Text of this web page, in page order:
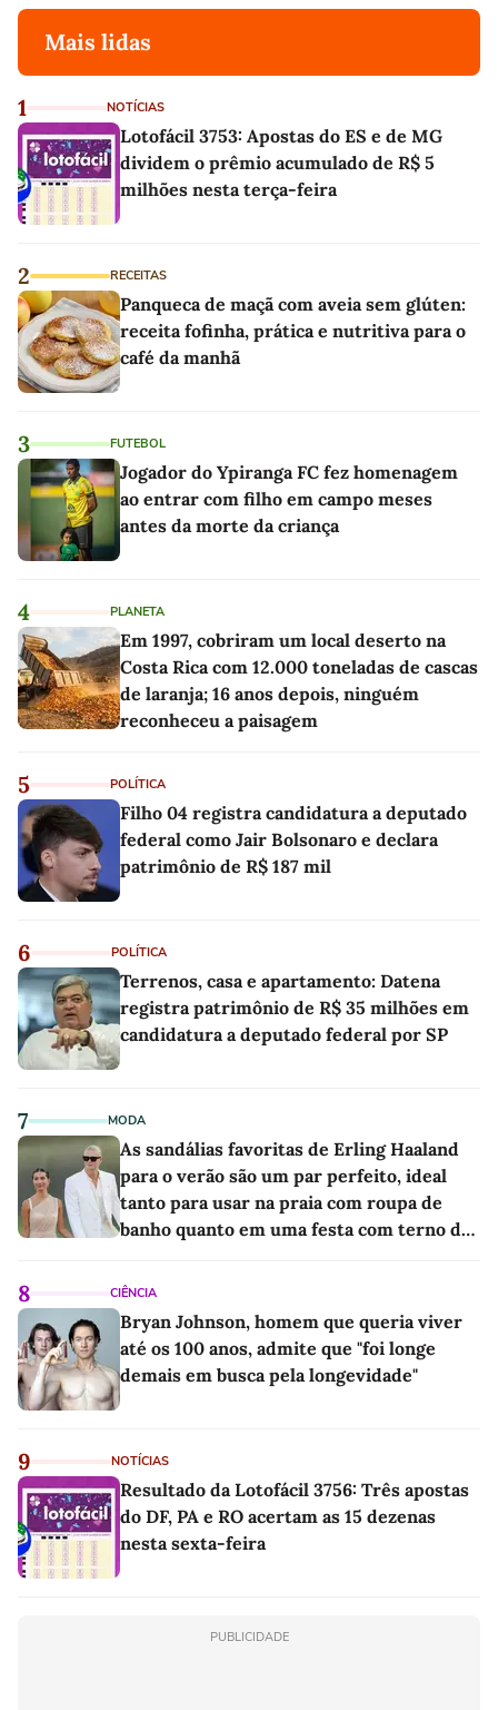
Mais lidas
1 NOTÍCIAS
Lotofácil 3753: Apostas do ES e de MG
dividem o prêmio acumulado de R$ 5
milhões nesta terça-feira
2 RECEITAS
Panqueca de maçã com aveia sem glúten:
receita fofinha, prática e nutritiva para o
café da manhã
3 FUTEBOL
Jogador do Ypiranga FC fez homenagem
ao entrar com filho em campo meses
antes da morte da criança
4 PLANETA
Em 1997, cobriram um local deserto na
Costa Rica com 12.000 toneladas de cascas
de laranja; 16 anos depois, ninguém
reconheceu a paisagem
5 POLÍTICA
Filho 04 registra candidatura a deputado
federal como Jair Bolsonaro e declara
patrimônio de R$ 187 mil
6 POLÍTICA
Terrenos, casa e apartamento: Datena
registra patrimônio de R$ 35 milhões em
candidatura a deputado federal por SP
7 MODA
As sandálias favoritas de Erling Haaland
para o verão são um par perfeito, ideal
tanto para usar na praia com roupa de
banho quanto em uma festa com terno de
8 CIÊNCIA
Bryan Johnson, homem que queria viver
até os 100 anos, admite que "foi longe
demais em busca pela longevidade"
9 NOTÍCIAS
Resultado da Lotofácil 3756: Três apostas
do DF, PA e RO acertam as 15 dezenas
nesta sexta-feira
PUBLICIDADE